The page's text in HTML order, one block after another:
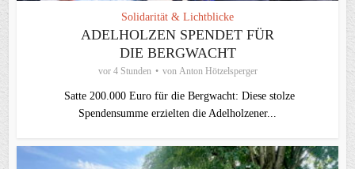
Solidarität & Lichtblicke
ADELHOLZEN SPENDET FÜR
DIE BERGWACHT
vor 4 Stunden von Anton Hötzelsperger
Satte 200.000 Euro für die Bergwacht: Diese stolze
Spendensumme erzielten die Adelholzener...